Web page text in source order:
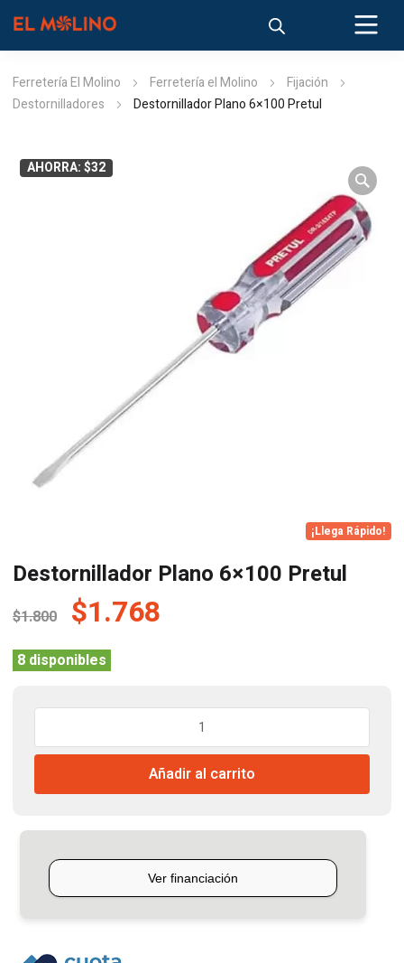
Ferretería El Molino Ferretería el Molino
Fijación
Destornilladores
Destornillador Plano 6×100 Pretul
AHORRA: $32
¡Llega Rápido!
Destornillador Plano 6×100 Pretul
$1.800 El
precio
original
era:
$1.768
es:
$1.768.
8 disponibles
6x100
cantidad
Añadir al carrito